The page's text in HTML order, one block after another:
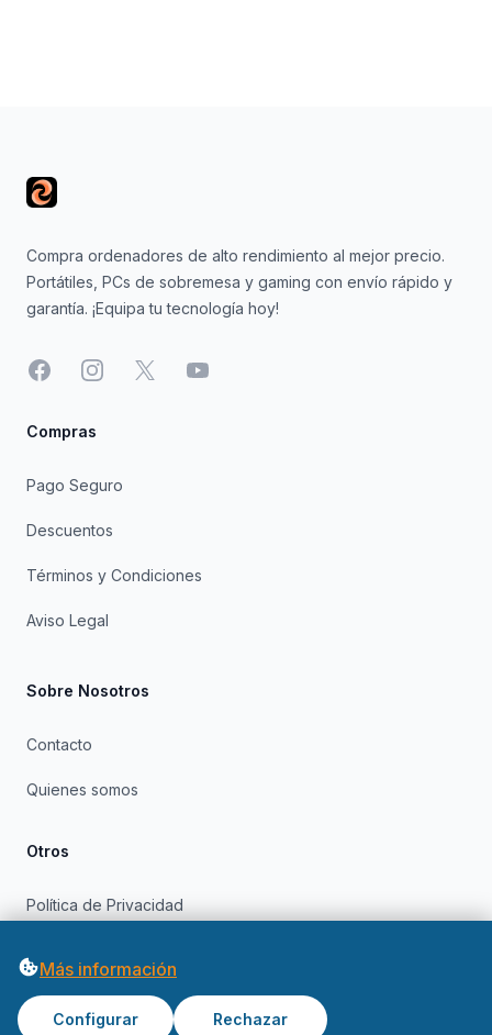
Compra ordenadores de alto rendimiento al mejor precio.
Portátiles, PCs de sobremesa y gaming con envío rápido y
garantía. ¡Equipa tu tecnología hoy!
FacebookInstagram
X YouTube
Compras
Pago Seguro
Descuentos
Términos y Condiciones
Aviso Legal
Sobre Nosotros
Contacto
Quienes somos
Otros
Política de Privacidad
Más información
Configurar Rechazar